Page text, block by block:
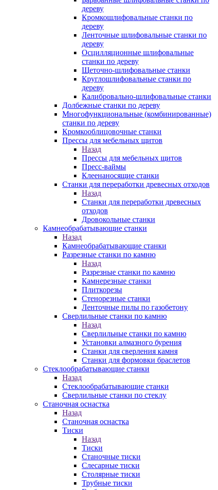
дереву
Кромкошлифовальные станки по
дереву
Ленточные шлифовальные станки по
дереву
Осцилляционные шлифовальные
станки по дереву
Щеточно-шлифовальные станки
Круглошлифовальные станки по
дереву
Калибровально-шлифовальные станки
Долбежные станки по дереву
Многофункциональные (комбинированные)
станки по дереву
Кромкооблицовочные станки
Прессы для мебельных щитов
Назад
Прессы для мебельных щитов
Пресс-ваймы
Клеенаносящие станки
Станки для переработки древесных отходов
Назад
Станки для переработки древесных
отходов
Дровокольные станки
Камнеобрабатывающие станки
Назад
Камнеобрабатывающие станки
Разрезные станки по камню
Назад
Разрезные станки по камню
Камнерезные станки
Плиткорезы
Стенорезные станки
Ленточные пилы по газобетону
Сверлильные станки по камню
Назад
Сверлильные станки по камню
Установки алмазного бурения
Станки для сверления камня
Станки для формовки браслетов
Стеклообрабатывающие станки
Назад
Стеклообрабатывающие станки
Сверлильные станки по стеклу
Станочная оснастка
Назад
Станочная оснастка
Тиски
Назад
Тиски
Станочные тиски
Слесарные тиски
Столярные тиски
Трубные тиски